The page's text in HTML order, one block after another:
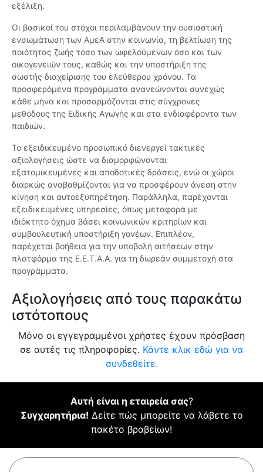
εξέλιξη.
Οι βασικοί του στόχοι περιλαμβάνουν την ουσιαστική
ενσωμάτωση των ΑμεΑ στην κοινωνία, τη βελτίωση της
ποιότητας ζωής τόσο των ωφελούμενων όσο και των
οικογενειών τους, καθώς και την υποστήριξη της
σωστής διαχείρισης του ελεύθερου χρόνου. Τα
προσφερόμενα προγράμματα ανανεώνονται συνεχώς
κάθε μήνα και προσαρμόζονται στις σύγχρονες
μεθόδους της Ειδικής Αγωγής και στα ενδιαφέροντα των
παιδιών.
Το εξειδικευμένο προσωπικό διενεργεί τακτικές
αξιολογήσεις ώστε να διαμορφώνονται
εξατομικευμένες και αποδοτικές δράσεις, ενώ οι χώροι
διαρκώς αναβαθμίζονται για να προσφέρουν άνεση στην
κίνηση και αυτοεξυπηρέτηση. Παράλληλα, παρέχονται
εξειδικευμένες υπηρεσίες, όπως μεταφορά με
ιδιόκτητο όχημα βάσει κοινωνικών κριτηρίων και
συμβουλευτική υποστήριξη γονέων. Επιπλέον,
παρέχεται βοήθεια για την υποβολή αιτήσεων στην
πλατφόρμα της Ε.Ε.Τ.Α.Α. για τη δωρεάν συμμετοχή στα
προγράμματα.
Αξιολογήσεις από τους παρακάτω
ιστότοπους
Μόνο οι εγγεγραμμένοι χρήστες έχουν πρόσβαση
σε αυτές τις πληροφορίες. Κάντε κλικ εδώ για να
συνδεθείτε.
Αυτή είναι η εταιρεία σας?
Συγχαρητήρια! Δείτε πώς μπορείτε να λάβετε το
πακέτο βραβείων!